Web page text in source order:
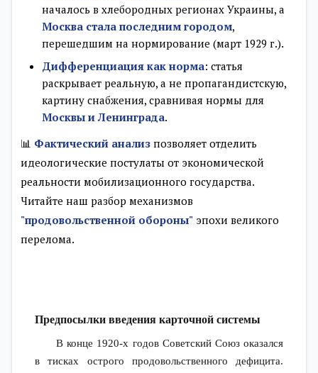
началось в хлебородных регионах Украины, а
Москва стала последним городом,
перешедшим на нормирование (март 1929 г.).
Дифференциация как норма: статья
раскрывает реальную, а не пропагандистскую,
картину снабжения, сравнивая нормы для
Москвы и Ленинграда.
📊 Фактический анализ позволяет отделить
идеологические постулаты от экономической
реальности мобилизационного государства.
Читайте наш разбор механизмов
"продовольственной обороны" эпохи великого
перелома.
Предпосылки введения карточной системы
В конце 1920-х годов Советский Союз оказался
в тисках острого продовольственного дефицита.